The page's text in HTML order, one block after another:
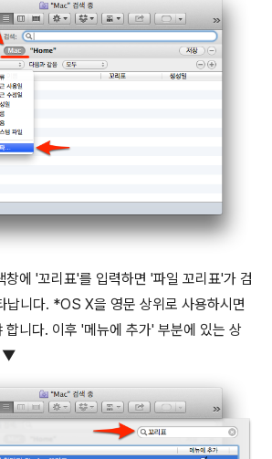
에 '꼬리표'를 입력하면 '파일 꼬리표'가 검
납니다. *OS X을 영문 상위로 사용하시면
니다. 이후 '메뉴에 추가' 부분에 있는 상
▼